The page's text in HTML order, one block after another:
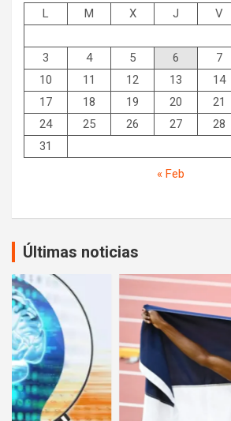
L M X J V
3
4 5 6 7
10
11 12 13 14
17
18 19 20 21
24
25 26 27 28
31
« Feb
Últimas noticias